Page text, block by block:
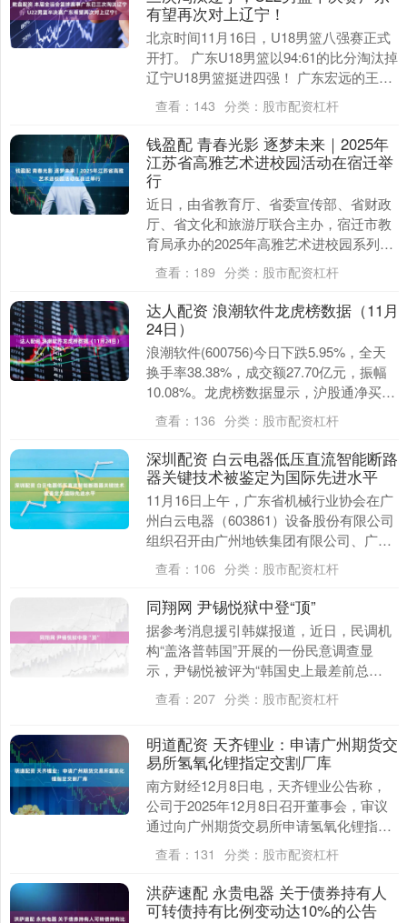
有望再次对上辽宁！
北京时间11月16日，U18男篮八强赛正式
开打。 广东U18男篮以94:61的比分淘汰掉
辽宁U18男篮挺进四强！ 广东宏远的王洪
泽全场投篮11投6中，三分球3投....
查看： 143 分类： 股市配资杠杆
钱盈配 青春光影 逐梦未来｜2025年
江苏省高雅艺术进校园活动在宿迁举
行
近日，由省教育厅、省委宣传部、省财政
厅、省文化和旅游厅联合主办，宿迁市教
育局承办的2025年高雅艺术进校园系列活
动之江苏省电影集团展映专场——动画电
影《落凡尘》....
查看： 189 分类： 股市配资杠杆
达人配资 浪潮软件龙虎榜数据（11月
24日）
浪潮软件(600756)今日下跌5.95%，全天
换手率38.38%，成交额27.70亿元，振幅
10.08%。龙虎榜数据显示，沪股通净买入
3284.70万元，营业....
查看： 136 分类： 股市配资杠杆
深圳配资 白云电器低压直流智能断路
器关键技术被鉴定为国际先进水平
11月16日上午，广东省机械行业协会在广
州白云电器（603861）设备股份有限公司
组织召开由广州地铁集团有限公司、广州
地铁建设管理有限公司、广州白云电器设
备股份....
查看： 106 分类： 股市配资杠杆
同翔网 尹锡悦狱中登“顶”
据参考消息援引韩媒报道，近日，民调机
构“盖洛普韩国”开展的一份民意调查显
示，尹锡悦被评为“韩国史上最差前总
统”。而在上一次的调查中，被评为“韩国
史上最差前总统”....
查看： 207 分类： 股市配资杠杆
明道配资 天齐锂业：申请广州期货交
易所氢氧化锂指定交割厂库
南方财经12月8日电，天齐锂业公告称，
公司于2025年12月8日召开董事会，审议
通过向广州期货交易所申请氢氧化锂指定
交割厂库的资质，并授权管理层提交申请
材料。氢....
查看： 131 分类： 股市配资杠杆
洪萨速配 永贵电器 关于债券持有人
可转债持有比例变动达10%的公告